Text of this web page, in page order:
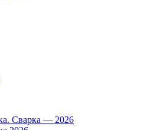
Сварка — 2026